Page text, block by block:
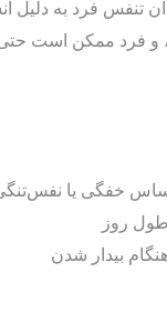
تنفس فرد به
فرد ممکن است حتی
خفگی یا
روز
بیدار شدن